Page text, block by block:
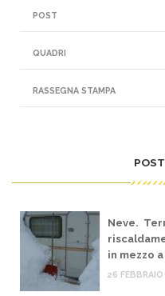
POST
QUADRI
RASSEGNA STAMPA
Neve.
in mezzo
26